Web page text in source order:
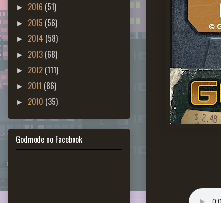
► 2016 (51)
► 2015 (56)
► 2014 (58)
► 2013 (68)
► 2012 (111)
► 2011 (86)
► 2010 (35)
Godmode no Facebook